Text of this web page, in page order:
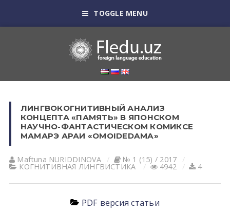
TOGGLE MENU
ЛИНГВОКОГНИТИВНЫЙ АНАЛИЗ
КОНЦЕПТА «ПАМЯТЬ» В ЯПОНСКОМ
НАУЧНО-ФАНТАСТИЧЕСКОМ КОМИКСЕ
МАМАРЭ АРАИ «OMOIDEDAMA»
Maftuna NURIDDINOVА № 1 (15) / 2017
КОГНИТИВНАЯ ЛИНГВИСТИКА 4942 4
PDF версия статьи